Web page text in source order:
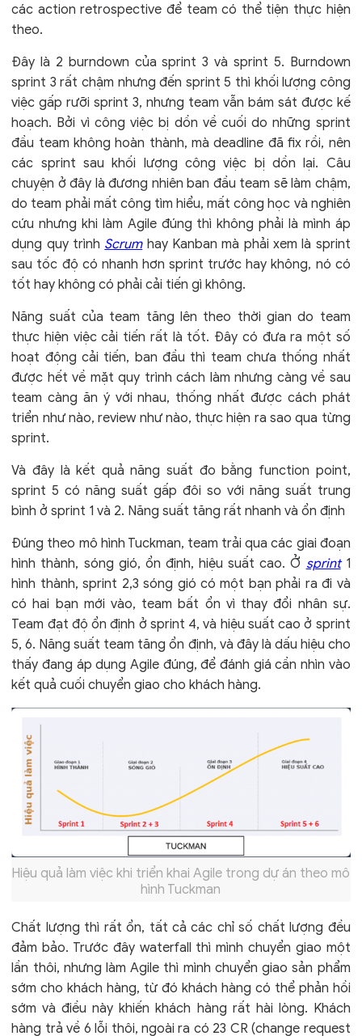
các action retrospective để team có thể tiện thực hiện
theo.
Đây là 2 burndown của sprint 3 và sprint 5. Burndown
sprint 3 rất chậm nhưng đến sprint 5 thì khối lượng công
việc gấp rưỡi sprint 3, nhưng team vẫn bám sát được kế
hoạch. Bởi vì công việc bị dồn về cuối do những sprint
đầu team không hoàn thành, mà deadline đã fix rồi, nên
các sprint sau khối lượng công việc bị dồn lại. Câu
chuyện ở đây là đương nhiên ban đầu team sẽ làm chậm,
do team phải mất công tìm hiểu, mất công học và nghiên
cứu nhưng khi làm Agile đúng thì không phải là mình áp
dụng quy trình Scrumhay Kanban mà phải xem là sprint
sau tốc độ có nhanh hơn sprint trước hay không, nó có
tốt hay không có phải cải tiến gì không.
Năng suất của team tăng lên theo thời gian do team
thực hiện việc cải tiến rất là tốt. Đây có đưa ra một số
hoạt động cải tiến, ban đầu thì team chưa thống nhất
được hết về mặt quy trình cách làm nhưng càng về sau
team càng ăn ý với nhau, thống nhất được cách phát
triển như nào, review như nào, thực hiện ra sao qua từng
sprint.
Và đây là kết quả năng suất đo bằng function point,
sprint 5 có năng suất gấp đôi so với năng suất trung
bình ở sprint 1 và 2. Năng suất tăng rất nhanh và ổn định
Đúng theo mô hình Tuckman, team trải qua các giai đoạn
hình thành, sóng gió, ổn định, hiệu suất cao. Ở sprint1
hình thành, sprint 2,3 sóng gió có một bạn phải ra đi và
có hai bạn mới vào, team bất ổn vì thay đổi nhân sự.
Team đạt độ ổn định ở sprint 4, và hiệu suất cao ở sprint
5, 6. Năng suất team tăng ổn định, và đây là dấu hiệu cho
thấy đang áp dụng Agile đúng, để đánh giá cần nhìn vào
kết quả cuối chuyển giao cho khách hàng.
Hiệu quả làm việc khi triển khai Agile trong dự án theo mô
hình Tuckman
Chất lượng thì rất ổn, tất cả các chỉ số chất lượng đều
đảm bảo. Trước đây waterfall thì mình chuyển giao một
lần thôi, nhưng làm Agile thì mình chuyển giao sản phẩm
sớm cho khách hàng, từ đó khách hàng có thể phản hồi
sớm và điều này khiến khách hàng rất hài lòng. Khách
hàng trả về 6 lỗi thôi, ngoài ra có 23 CR (change request